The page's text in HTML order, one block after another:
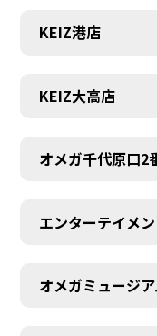
KEIZ港店
KEIZ大高店
オメガ千代原口2
エンターテイメ
オメガミュージ